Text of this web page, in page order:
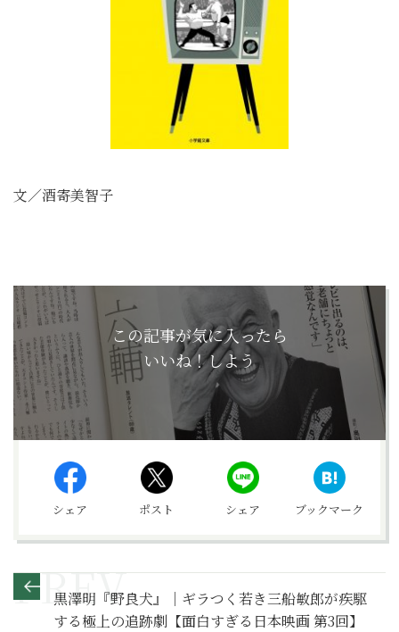
文／酒寄美智子
この記事が気に入ったら
いいね！しよう
シェア ポスト シェア ブックマーク
黒澤明『野良犬』｜ギラつく若き三船敏郎が疾駆
する極上の追跡劇【面白すぎる日本映画 第3回】